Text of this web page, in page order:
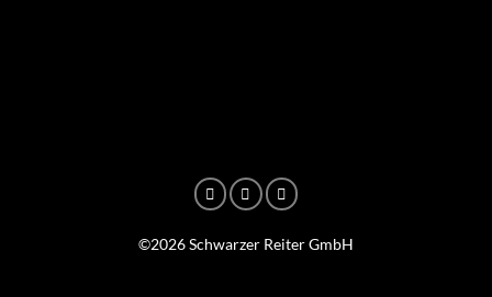
©2026 Schwarzer Reiter GmbH